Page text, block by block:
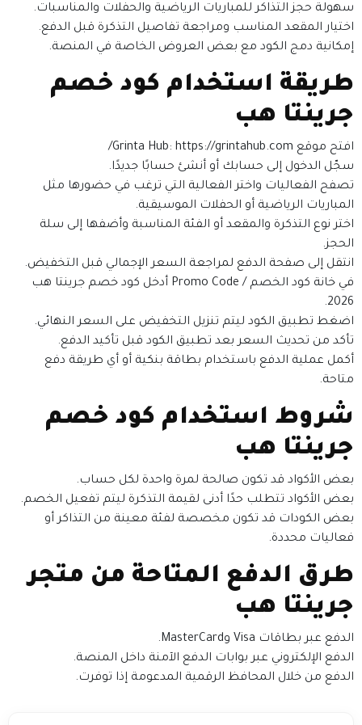
سهولة حجز التذاكر للمباريات الرياضية والحفلات والمناسبات.
اختيار المقعد المناسب ومراجعة تفاصيل التذكرة قبل الدفع.
إمكانية دمج الكود مع بعض العروض الخاصة في المنصة.
طريقة استخدام كود خصم
جرينتا هب
افتح موقع Grinta Hub: https://grintahub.com/
سجّل الدخول إلى حسابك أو أنشئ حسابًا جديدًا.
تصفح الفعاليات واختر الفعالية التي ترغب في حضورها مثل
المباريات الرياضية أو الحفلات الموسيقية.
اختر نوع التذكرة والمقعد أو الفئة المناسبة وأضفها إلى سلة
الحجز.
انتقل إلى صفحة الدفع لمراجعة السعر الإجمالي قبل التخفيض.
في خانة كود الخصم / Promo Code أدخل كود خصم جرينتا هب
2026.
اضغط تطبيق الكود ليتم تنزيل التخفيض على السعر النهائي.
تأكد من تحديث السعر بعد تطبيق الكود قبل تأكيد الدفع.
أكمل عملية الدفع باستخدام بطاقة بنكية أو أي طريقة دفع
متاحة.
شروط استخدام كود خصم
جرينتا هب
بعض الأكواد قد تكون صالحة لمرة واحدة لكل حساب.
بعض الأكواد تتطلب حدًا أدنى لقيمة التذكرة ليتم تفعيل الخصم.
بعض الكودات قد تكون مخصصة لفئة معينة من التذاكر أو
فعاليات محددة.
طرق الدفع المتاحة من متجر
جرينتا هب
الدفع عبر بطاقات Visa وMasterCard.
الدفع الإلكتروني عبر بوابات الدفع الآمنة داخل المنصة.
الدفع من خلال المحافظ الرقمية المدعومة إذا توفرت.